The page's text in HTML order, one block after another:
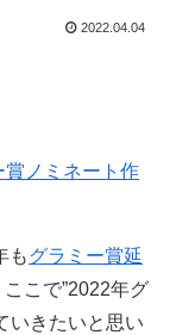
2022.04.04
もグラミー賞延
こで”2022年グ
いきたいと思い